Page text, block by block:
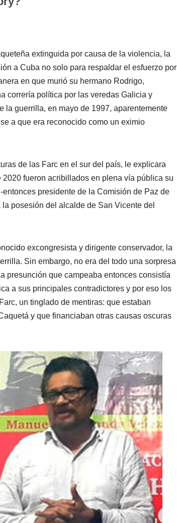
extinguida por causa de la violencia, la
a Cuba no solo para respaldar el esfuerzo por
en que murió su hermano Rodrigo,
correría política por las veredas Galicia y
la guerrilla, en mayo de 1997, aparentemente
a que era reconocido como un eximio
de las Farc en el sur del país, le explicara
fueron acribillados en plena vía pública su
presidente de la Comisión de Paz de
posesión del alcalde de San Vicente del
excongresista y dirigente conservador, la
Sin embargo, no era del todo una sorpresa
presunción que campeaba entonces consistía
a sus principales contradictores y por eso los
un tinglado de mentiras: que estaban
y que financiaban otras causas oscuras